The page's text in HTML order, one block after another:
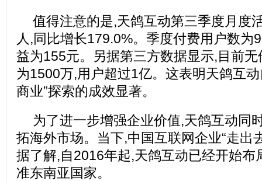
值得注意的是,天鸽互动第三季度月度
人,同比增长179.0%。季度付费用户数为
益为155元。另据第三方数据显示,目前
为1500万,用户超过1亿。这表明天鸽互
商业”探索的成效显著。
为了进一步增强企业价值,天鸽互动同
拓海外市场。当下,中国互联网企业“走出
据了解,自2016年起,天鸽互动已经开始布
准东南亚国家。